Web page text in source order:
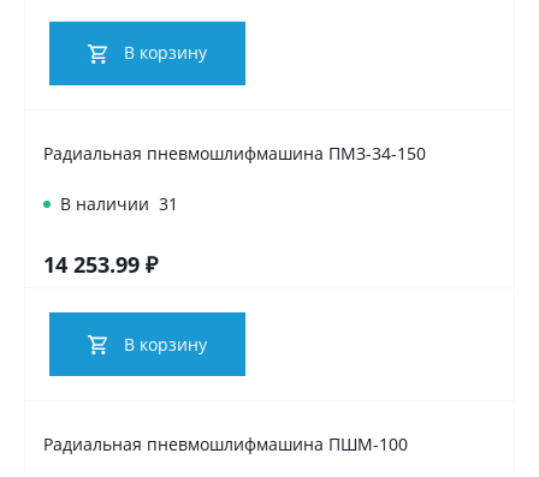
В корзину
Радиальная пневмошлифмашина ПМЗ-34-150
В наличии 31
14 253.99 ₽
В корзину
Радиальная пневмошлифмашина ПШМ-100